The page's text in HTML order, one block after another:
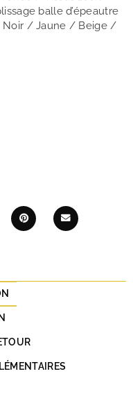
balle d’épeautre
/ Jaune / Beige /